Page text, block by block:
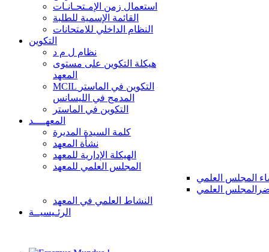
استعمال زمن الإمـتحـانـات
القائمة الإسمية للطلبة
النظام الداخلي للامتحانات
التكوين
نظام ل م د
هيكلة التكوين على مستوى
المعهد
MCIL التكوين في الماستر
المدمج في الليسانس
التكوين في الماستر
المعهــــد
كلمة السيدة المديرة
نشأة المعهد
الهيكلة الإدارية للمعهد
المجلس العلمي للمعهد
المجلس العلمي
العلمي
النشاط العلمي في المعهد
الرئـيسيــة